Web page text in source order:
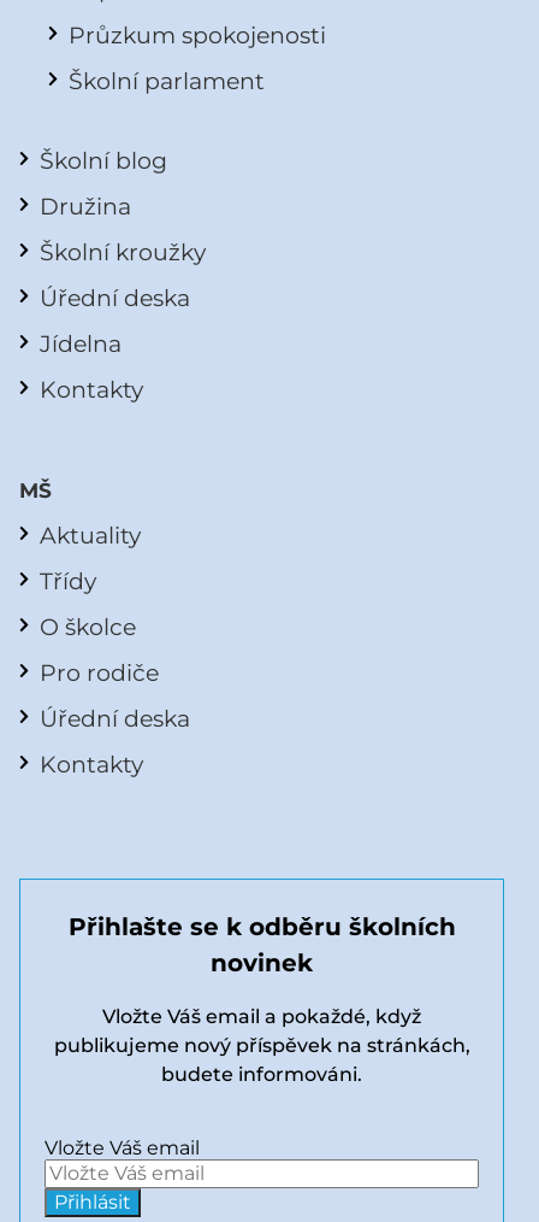
Průzkum spokojenosti
Školní parlament
Školní blog
Družina
Školní kroužky
Úřední deska
Jídelna
Kontakty
MŠ
Aktuality
Třídy
O školce
Pro rodiče
Úřední deska
Kontakty
Přihlašte se k odběru školních
novinek
Vložte Váš email a pokaždé, když
publikujeme nový příspěvek na stránkách,
budete informováni.
Vložte Váš email